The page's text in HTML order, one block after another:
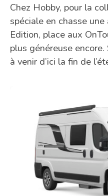
Chez Hobby, pour la
spéciale en chasse
Edition, place aux
plus généreuse
à venir d’ici la fin de